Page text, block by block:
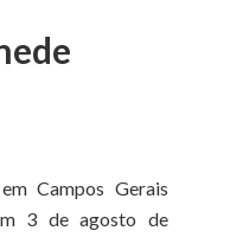
Campos Gerais
3 de agosto de